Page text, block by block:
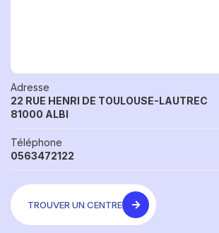
Adresse
22 RUE HENRI DE TOULOUSE-LAUTREC
81000 ALBI
Téléphone
0563472122
TROUVER UN CENTRE